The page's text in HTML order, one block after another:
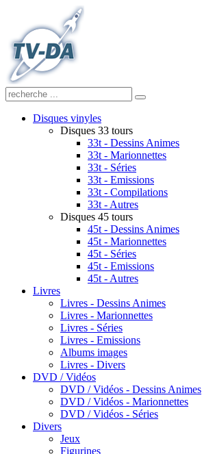
Disques vinyles
Disques 33 tours
33t - Dessins Animes
33t - Marionnettes
33t - Séries
33t - Emissions
33t - Compilations
33t - Autres
Disques 45 tours
45t - Dessins Animes
45t - Marionnettes
45t - Séries
45t - Emissions
45t - Autres
Livres
Livres - Dessins Animes
Livres - Marionnettes
Livres - Séries
Livres - Emissions
Albums images
Livres - Divers
DVD / Vidéos
DVD / Vidéos - Dessins Animes
DVD / Vidéos - Marionnettes
DVD / Vidéos - Séries
Divers
Jeux
Figurines